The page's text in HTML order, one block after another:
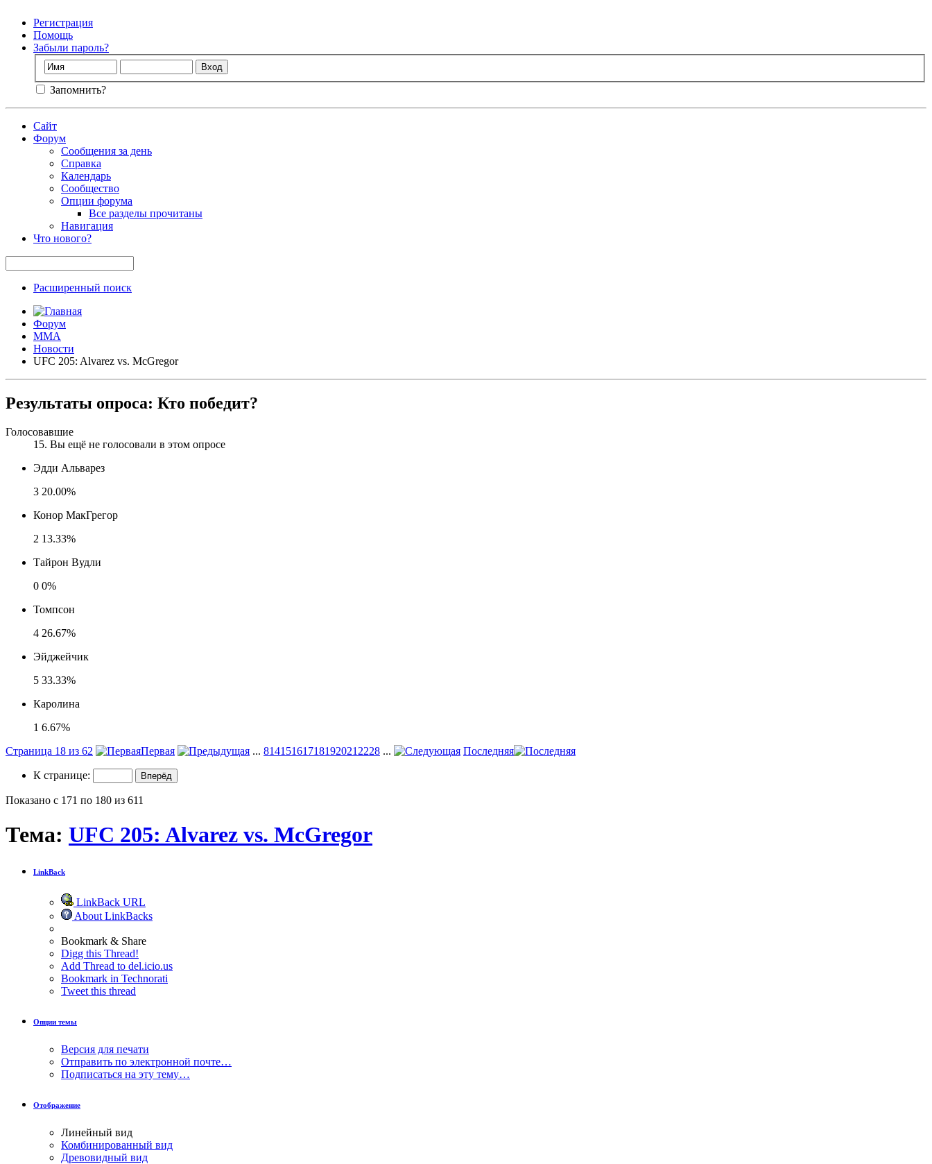
Регистрация
Помощь
Забыли пароль?
Запомнить?
Сайт
Форум
Сообщения за день
Справка
Календарь
Сообщество
Опции форума
Все разделы прочитаны
Навигация
Что нового?
Расширенный поиск
Форум
ММА
Новости
UFC 205: Alvarez vs. McGregor
Результаты опроса: Кто победит?
Голосовавшие
15. Вы ещё не голосовали в этом опросе
Эдди Альварез
3 20.00%
Конор МакГрегор
2 13.33%
Тайрон Вудли
0 0%
Томпсон
4 26.67%
Эйджейчик
5 33.33%
Каролина
1 6.67%
Страница 18 из 62
Первая ... 814151617181920212228 ... Последняя
К странице:
Показано с 171 по 180 из 611
Тема: UFC 205: Alvarez vs. McGregor
LinkBack
LinkBack URL
About LinkBacks
Bookmark & Share
Digg this Thread!
Add Thread to del.icio.us
Bookmark in Technorati
Tweet this thread
Опции темы
Версия для печати
Отправить по электронной почте…
Подписаться на эту тему…
Отображение
Линейный вид
Комбинированный вид
Древовидный вид